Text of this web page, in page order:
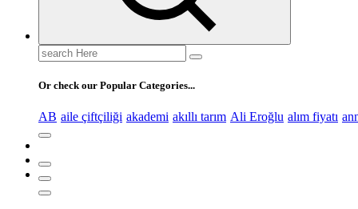
Search
for:
Or check our Popular Categories...
AB aile çiftçiliği akademi akıllı tarım Ali Eroğlu alım fiyatı